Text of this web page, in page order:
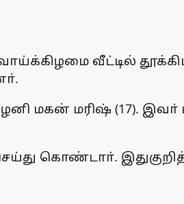
வீட்டில்
மகன் மரிஷ் (17). இவா்
கொண்டாா்.